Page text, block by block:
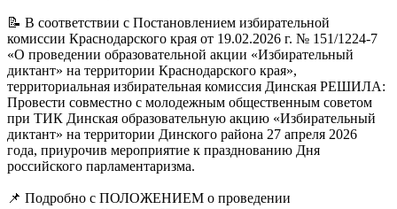
📝 В соответствии с Постановлением избирательной
комиссии Краснодарского края от 19.02.2026 г. № 151/1224-7
«О проведении образовательной акции «Избирательный
диктант» на территории Краснодарского края»,
территориальная избирательная комиссия Динская РЕШИЛА:
Провести совместно с молодежным общественным советом
при ТИК Динская образовательную акцию «Избирательный
диктант» на территории Динского района 27 апреля 2026
года, приурочив мероприятие к празднованию Дня
российского парламентаризма.
📌 Подробно с ПОЛОЖЕНИЕМ о проведении